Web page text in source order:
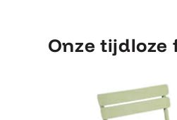
Onze tijdloze